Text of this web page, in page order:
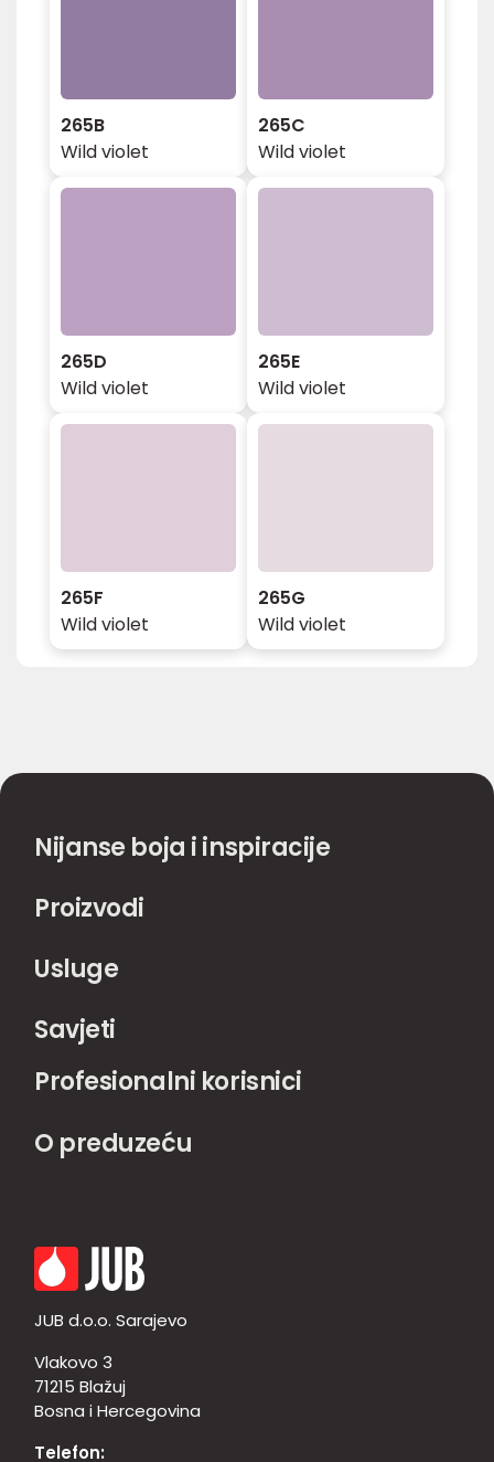
265B
Wild violet
265C
Wild violet
265D
Wild violet
265E
Wild violet
265F
Wild violet
265G
Wild violet
Nijanse boja i inspiracije
Proizvodi
Usluge
Savjeti
Profesionalni korisnici
O preduzeću
JUB d.o.o. Sarajevo
Vlakovo 3
71215 Blažuj
Bosna i Hercegovina
Telefon: